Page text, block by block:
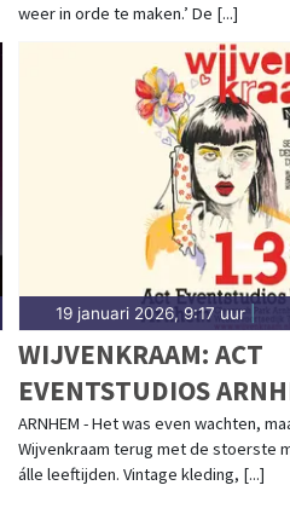
weer in orde te maken.’ De [...]
19 januari 2026, 9:17 uur|
WIJVENKRAAM: ACT
EVENTSTUDIOS
STOERSTE VINTAGE &
DESIGNMARKT VOOR
ARNHEM - Het was even wachten,
Wijvenkraam terug met de stoerste
álle leeftijden. Vintage kleding, [...]